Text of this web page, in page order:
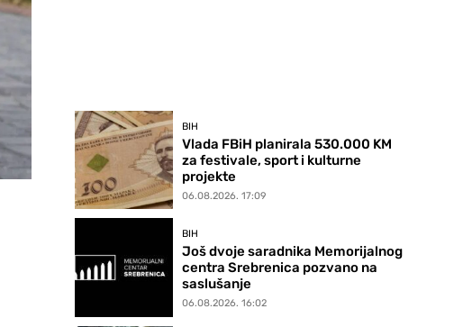
BIH
Vlada FBiH planirala 530.000 KM
za festivale, sport i kulturne
projekte
06.08.2026. 17:09
BIH
Još dvoje saradnika Memorijalnog
centra Srebrenica pozvano na
saslušanje
06.08.2026. 16:02